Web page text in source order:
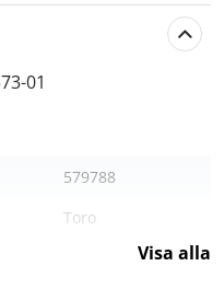
01
579788
Toro
Visa alla